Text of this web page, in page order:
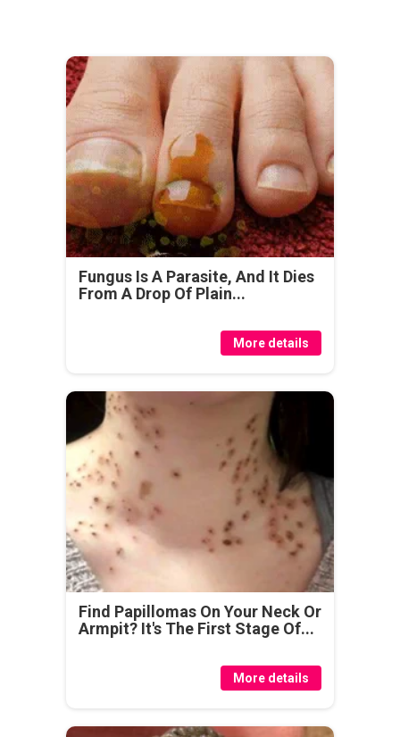
Fungus Is A Parasite, And It Dies
From A Drop Of Plain...
More details
Find Papillomas On Your Neck Or
Armpit? It's The First Stage Of...
More details